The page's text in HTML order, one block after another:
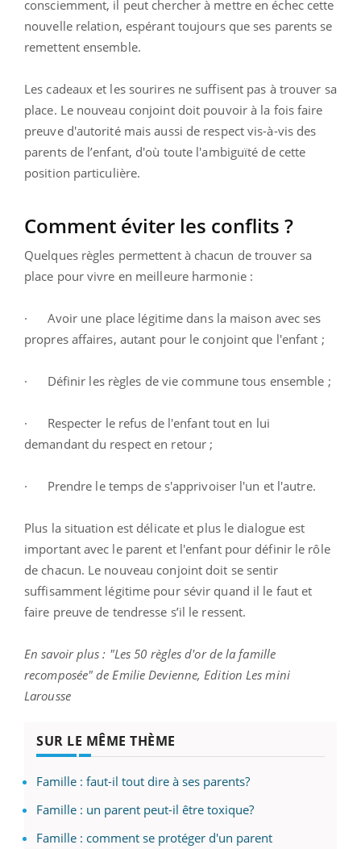
consciemment, il peut chercher à mettre en échec cette
nouvelle relation, espérant toujours que ses parents se
remettent ensemble.
Les cadeaux et les sourires ne suffisent pas à trouver sa
place. Le nouveau conjoint doit pouvoir à la fois faire
preuve d'autorité mais aussi de respect vis-à-vis des
parents de l’enfant, d'où toute l'ambiguïté de cette
position particulière.
Comment éviter les conflits ?
Quelques règles permettent à chacun de trouver sa
place pour vivre en meilleure harmonie :
· Avoir une place légitime dans la maison avec ses
propres affaires, autant pour le conjoint que l'enfant ;
· Définir les règles de vie commune tous ensemble ;
· Respecter le refus de l'enfant tout en lui
demandant du respect en retour ;
· Prendre le temps de s'apprivoiser l'un et l'autre.
Plus la situation est délicate et plus le dialogue est
important avec le parent et l'enfant pour définir le rôle
de chacun. Le nouveau conjoint doit se sentir
suffisamment légitime pour sévir quand il le faut et
faire preuve de tendresse s’il le ressent.
En savoir plus : "Les 50 règles d'or de la famille
recomposée" de Emilie Devienne, Edition Les mini
Larousse
SUR LE MÊME THÈME
Famille : faut-il tout dire à ses parents?
Famille : un parent peut-il être toxique?
Famille : comment se protéger d'un parent